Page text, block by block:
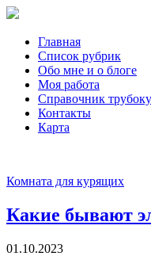
Главная
Список рубрик
Обо мне и о блоге
Моя работа
Справочник
Контакты
Карта
Комната для курящих
Какие бывают
01.10.2023